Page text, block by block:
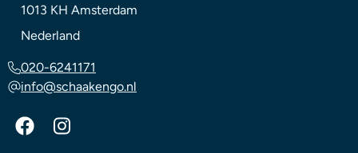
1013 KH Amsterdam
Nederland
020-6241171
info@schaakengo.nl